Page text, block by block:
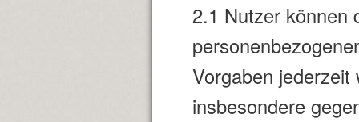
2.1 Nutzer können
Vorgaben
insbesondere